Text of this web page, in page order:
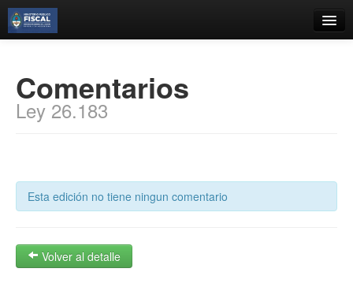
Búsqueda Avanzada
Estantes Virtuales
Contacto
Comentarios
Ley 26.183
Esta edición no tiene ningun comentario
Volver al detalle